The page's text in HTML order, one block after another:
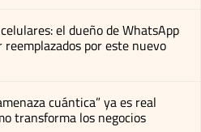
el dueño de WhatsApp
por este nuevo
cuántica” ya es real
transforma los negocios